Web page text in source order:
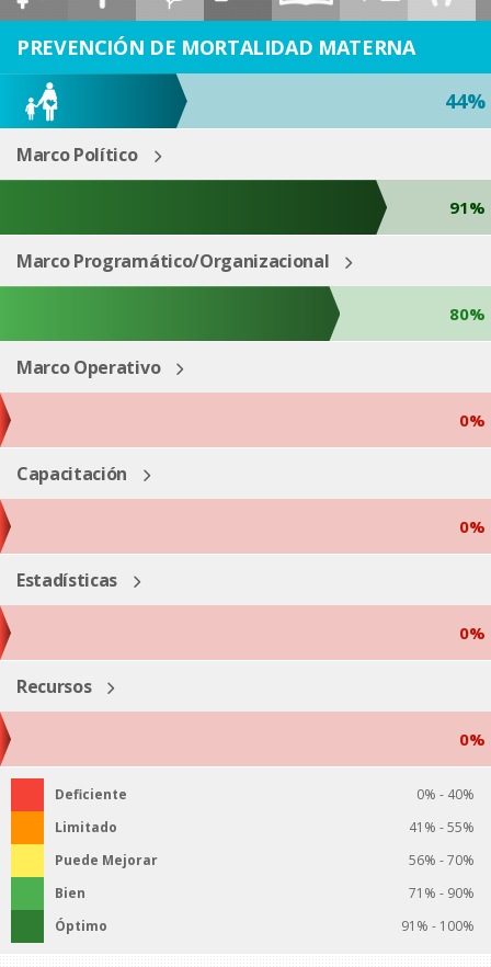
ESP ENG
PREVENCIÓN DE MORTALIDAD MATERNA
44%
Marco Político
91%
Marco Programático/Organizacional
80%
Marco Operativo
0%
Capacitación
0%
Estadísticas
0%
Recursos
0%
Deficiente
0% - 40%
Limitado
41% - 55%
Puede Mejorar
56% - 70%
Bien
71% - 90%
Óptimo
91% - 100%